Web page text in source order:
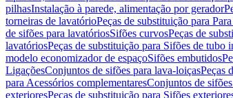
pilhasInstalação à parede, alimentação por gerador
torneiras de lavatórioPeças de substituição para
de sifões para lavatóriosSifões curvosPeças de
lavatóriosPeças de substituição para Sifões de tubo
modelo economizador de espaçoSifões embutidos
LigaçõesConjuntos de sifões para lava-loiçasPeças
para Acessórios complementaresConjuntos de
exterioresPeças de substituição para Sifões